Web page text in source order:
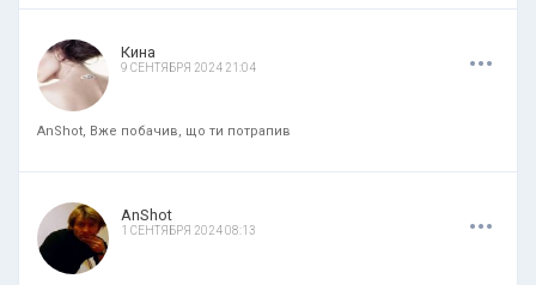
Кина
9 СЕНТЯБРЯ 2024 21:04 ...
AnShot, Вже побачив, що ти потрапив
AnShot
1 СЕНТЯБРЯ 2024 08:13 ...